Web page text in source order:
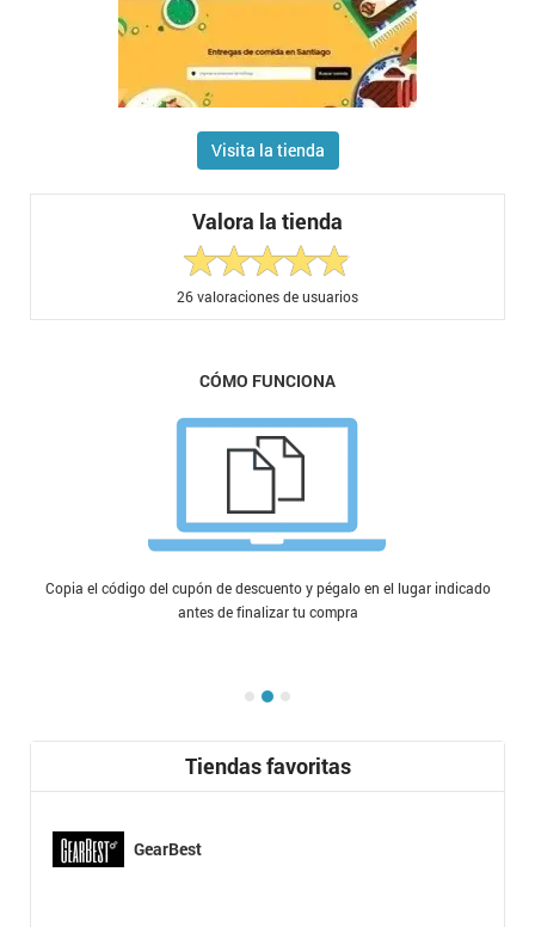
Visita la tienda
Valora la tienda
26valoraciones de usuarios
CÓMO FUNCIONA
Copia el código del cupón de descuento y pégalo en el lugar indicado
antes de finalizar tu compra
Tiendas favoritas
GearBest